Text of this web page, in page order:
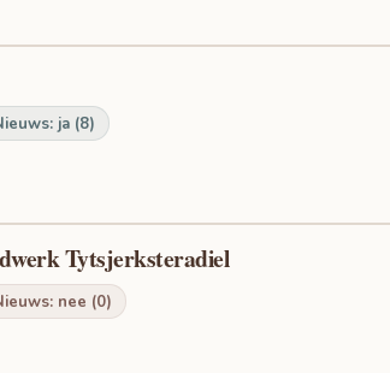
ja (8)
Tytsjerksteradiel
nee (0)